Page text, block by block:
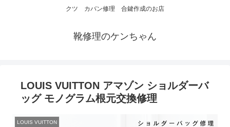
クツ カバン修理 合鍵作成のお店
靴修理のケンちゃん
LOUIS VUITTON アマゾン ショルダーバ
ッグ モノグラム根元交換修理
LOUIS VUITTON